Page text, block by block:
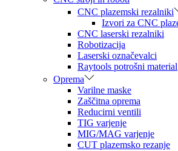
CNC plazemski rezalniki
Izvori za CNC
CNC laserski rezalniki
Robotizacija
Laserski označevalci
Raytools potrošni material
Oprema
Varilne maske
Zaščitna oprema
Reducirni ventili
TIG varjenje
MIG/MAG varjenje
CUT plazemsko rezanje